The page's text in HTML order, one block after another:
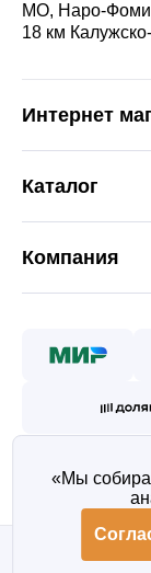
935 ₽/ шт
935 ₽/ шт
МО, Наро-
18 км
Интернет
Каталог
Компания
©2026 —
магазин
Политика
Согласие на
«Мы